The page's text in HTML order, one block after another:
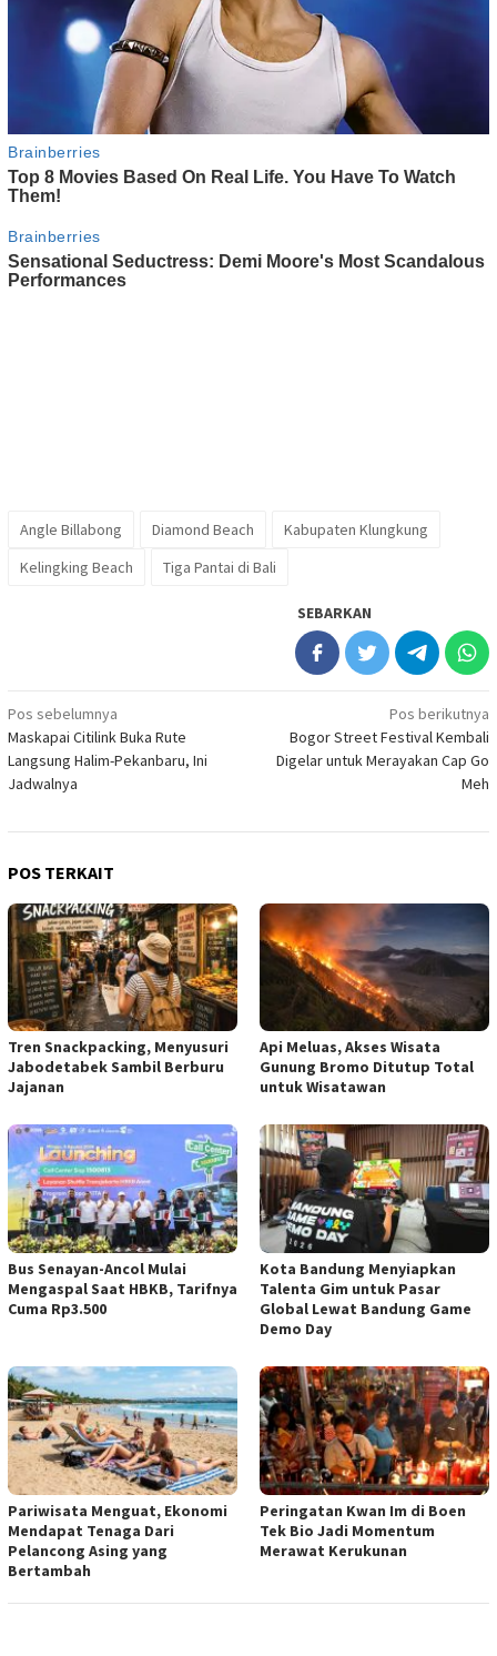
Angle Billabong Diamond Beach
Kabupaten Klungkung
Kelingking Beach
Tiga Pantai di Bali
SEBARKAN
Navigasi
pos
Pos sebelumnya
Maskapai Citilink Buka Rute
Langsung Halim-Pekanbaru, Ini
Jadwalnya
Pos berikutnya
Bogor Street Festival Kembali
Digelar untuk Merayakan Cap Go
Meh
POS TERKAIT
Tren Snackpacking, Menyusuri
Jabodetabek Sambil Berburu
Jajanan
Api Meluas, Akses Wisata
Gunung Bromo Ditutup Total
untuk Wisatawan
Bus Senayan-Ancol Mulai
Mengaspal Saat HBKB, Tarifnya
Cuma Rp3.500
Kota Bandung Menyiapkan
Talenta Gim untuk Pasar
Global Lewat Bandung Game
Demo Day
Pariwisata Menguat, Ekonomi
Mendapat Tenaga Dari
Pelancong Asing yang
Bertambah
Peringatan Kwan Im di Boen
Tek Bio Jadi Momentum
Merawat Kerukunan